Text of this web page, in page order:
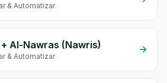
& Automatizar
Al-Nawras (Nawris)
& Automatizar